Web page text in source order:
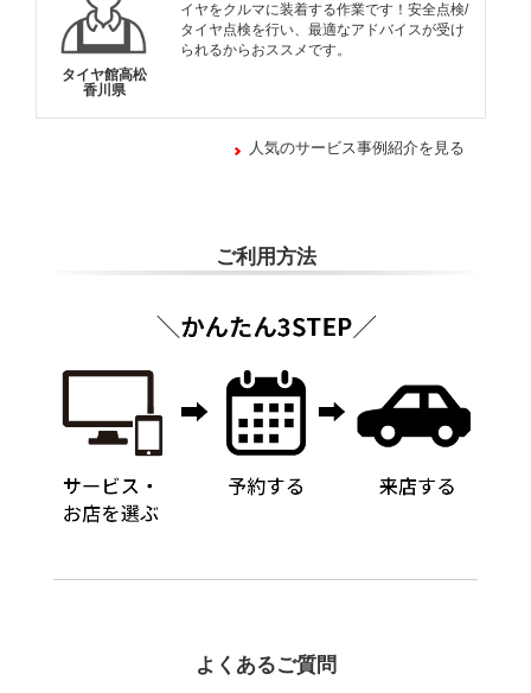
タイヤ館高松
香川県
イヤをクルマに装着する作業です！安全点検/
タイヤ点検を行い、最適なアドバイスが受け
られるからおススメです。
人気のサービス事例紹介を見る
ご利用方法
よくあるご質問